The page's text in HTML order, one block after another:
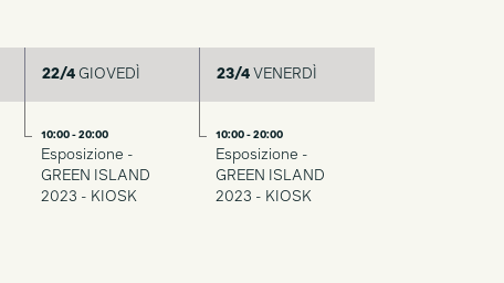
22/4GIOVEDÌ
10:00 - 20:00
Esposizione -
GREEN ISLAND
2023 - KIOSK
23/4 VENERDÌ
10:00 - 20:00
Esposizione -
GREEN ISLAND
2023 - KIOSK